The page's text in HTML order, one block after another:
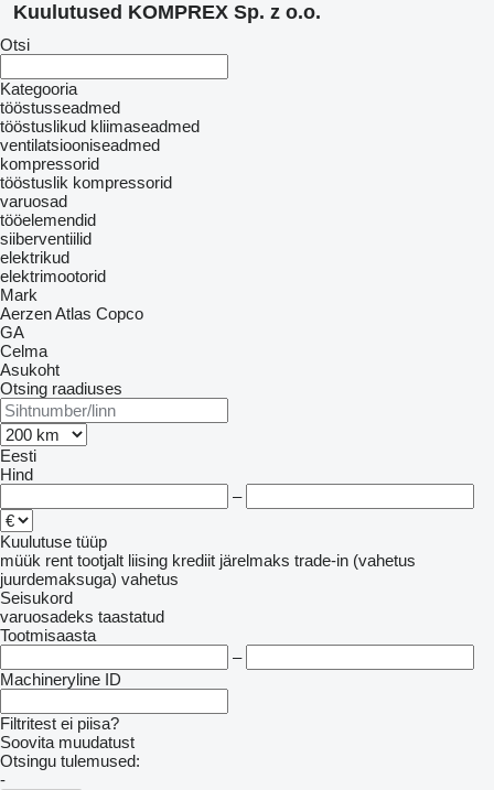
Kuulutused KOMPREX Sp. z o.o.
Otsi
Kategooria
tööstusseadmed
tööstuslikud kliimaseadmed
ventilatsiooniseadmed
kompressorid
tööstuslik kompressorid
varuosad
tööelemendid
siiberventiilid
elektrikud
elektrimootorid
Mark
AerzenAtlas Copco
GA
Celma
Asukoht
Otsing raadiuses
Eesti
Hind
–
Kuulutuse tüüp
müük rent tootjalt liising krediit järelmaks trade-in (vahetus
juurdemaksuga) vahetus
Seisukord
varuosadeks taastatud
Tootmisaasta
–
Machineryline ID
Filtritest ei piisa?
Soovita muudatust
Otsingu tulemused:
-